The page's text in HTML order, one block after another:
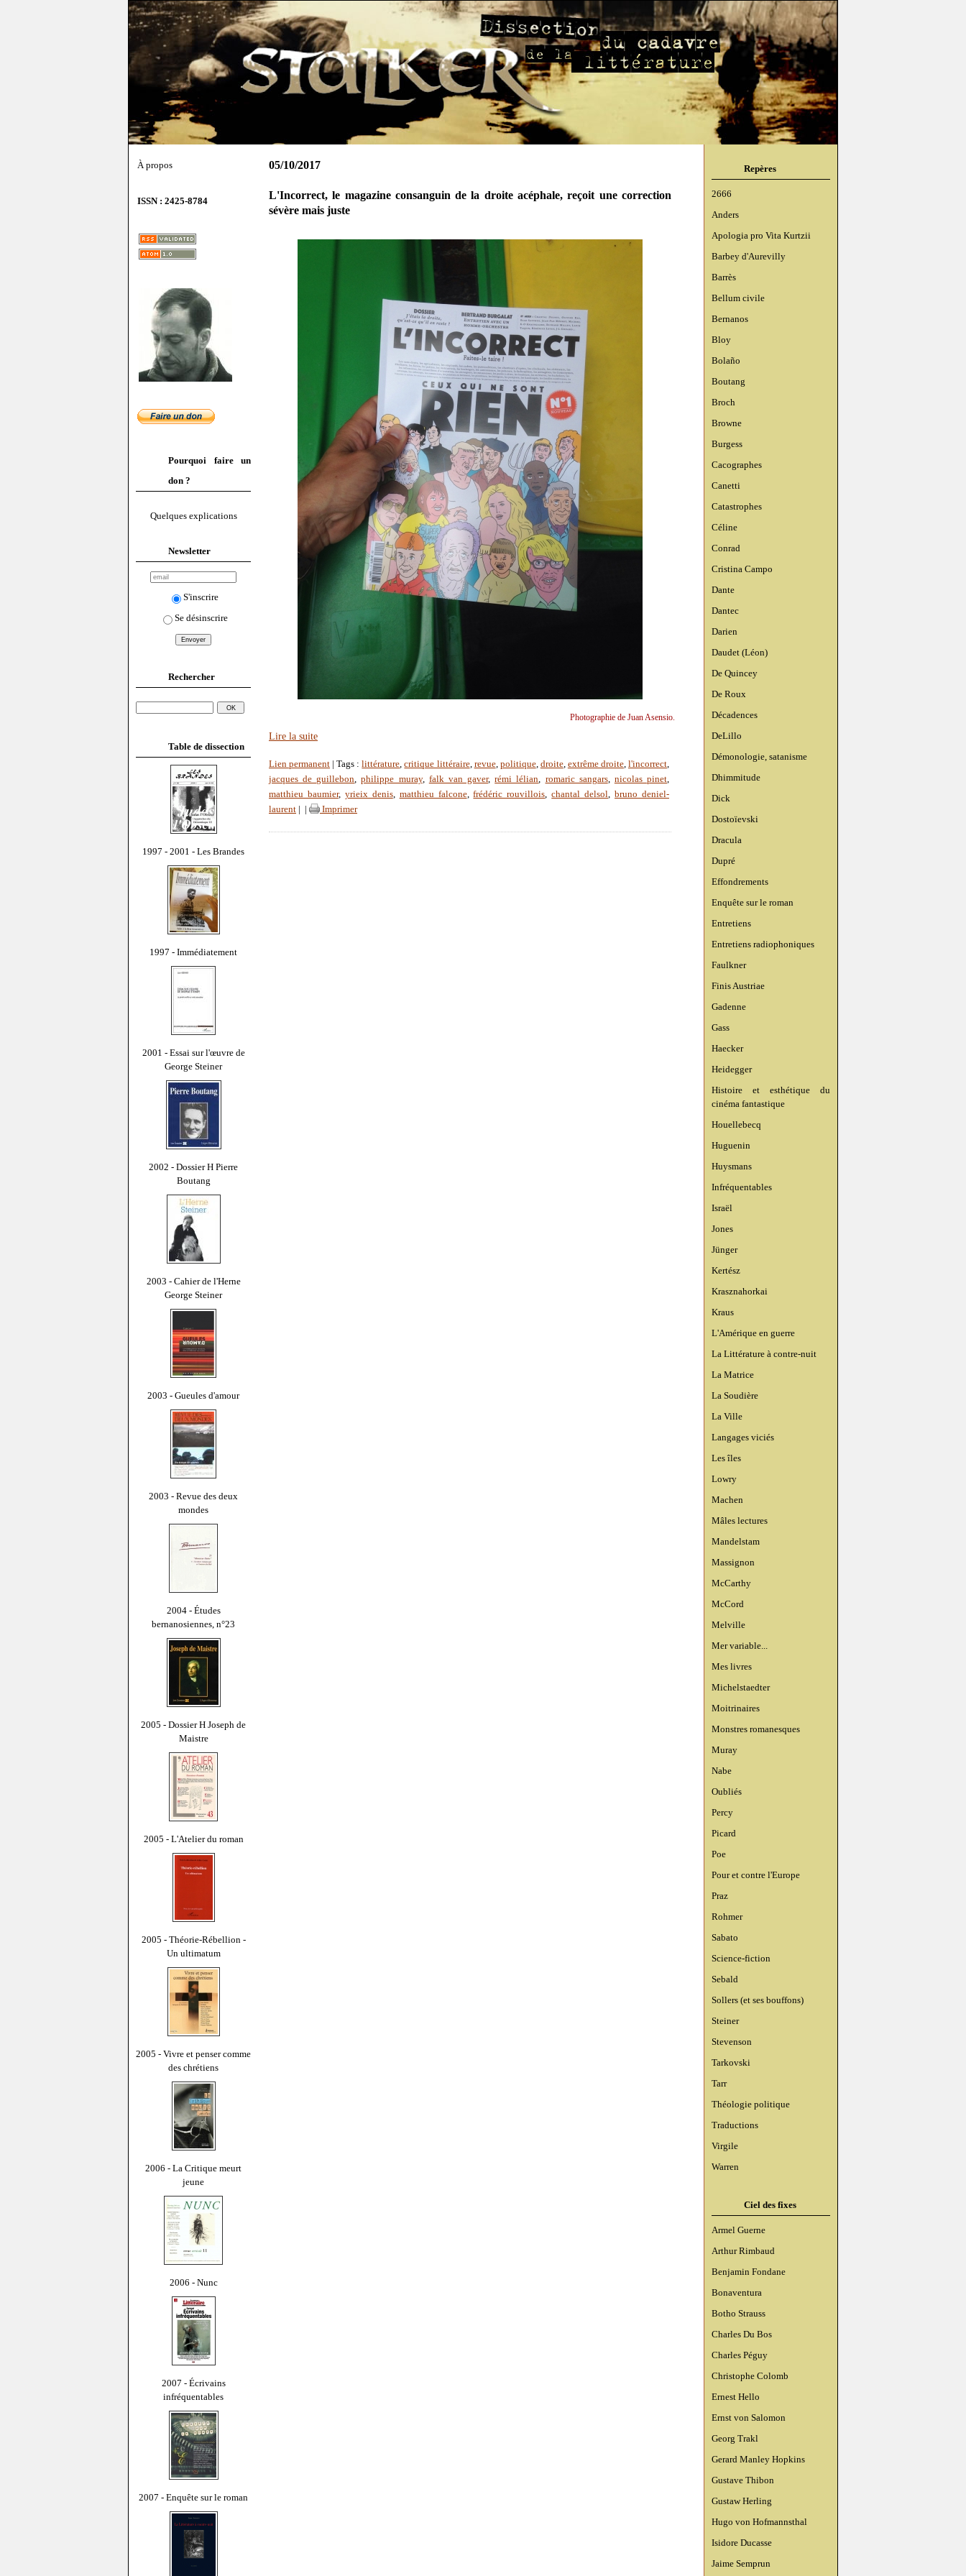
À propos
ISSN : 2425-8784
Pourquoi faire un
don ?
Quelques explications
Newsletter
S'inscrire
Se désinscrire
Rechercher
Table de dissection
1997 - 2001 - Les Brandes
1997 - Immédiatement
2001 - Essai sur l'œuvre de
George Steiner
2002 - Dossier H Pierre
Boutang
2003 - Cahier de l'Herne
George Steiner
2003 - Gueules d'amour
2003 - Revue des deux
mondes
2004 - Études
bernanosiennes, n°23
2005 - Dossier H Joseph de
Maistre
2005 - L'Atelier du roman
2005 - Théorie-Rébellion -
Un ultimatum
2005 - Vivre et penser comme
des chrétiens
2006 - La Critique meurt
jeune
2006 - Nunc
2007 - Écrivains
infréquentables
2007 - Enquête sur le roman
Repères
2666
Anders
Apologia pro Vita Kurtzii
Barbey d'Aurevilly
Barrès
Bellum civile
Bernanos
Bloy
Bolaño
Boutang
Broch
Browne
Burgess
Cacographes
Canetti
Catastrophes
Céline
Conrad
Cristina Campo
Dante
Dantec
Darien
Daudet (Léon)
De Quincey
De Roux
Décadences
DeLillo
Démonologie, satanisme
Dhimmitude
Dick
Dostoïevski
Dracula
Dupré
Effondrements
Enquête sur le roman
Entretiens
Entretiens radiophoniques
Faulkner
Finis Austriae
Gadenne
Gass
Haecker
Heidegger
Histoire et esthétique du
cinéma fantastique
Houellebecq
Huguenin
Huysmans
Infréquentables
Israël
Jones
Jünger
Kertész
Krasznahorkai
Kraus
L'Amérique en guerre
La Littérature à contre-nuit
La Matrice
La Soudière
La Ville
Langages viciés
Les îles
Lowry
Machen
Mâles lectures
Mandelstam
Massignon
McCarthy
McCord
Melville
Mer variable...
Mes livres
Michelstaedter
Moitrinaires
Monstres romanesques
Muray
Nabe
Oubliés
Percy
Picard
Poe
Pour et contre l'Europe
Praz
Rohmer
Sabato
Science-fiction
Sebald
Sollers (et ses bouffons)
Steiner
Stevenson
Tarkovski
Tarr
Théologie politique
Traductions
Virgile
Warren
Ciel des fixes
Armel Guerne
Arthur Rimbaud
Benjamin Fondane
Bonaventura
Botho Strauss
Charles Du Bos
Charles Péguy
Christophe Colomb
Ernest Hello
Ernst von Salomon
Georg Trakl
Gerard Manley Hopkins
Gustave Thibon
Gustaw Herling
Hugo von Hofmannsthal
Isidore Ducasse
Jaime Semprun
05/10/2017
L'Incorrect, le magazine consanguin de la droite acéphale, reçoit une correction
sévère mais juste
Photographie de Juan Asensio.
Lire la suite
Lien permanent | Tags :littérature,critique littéraire, revue, politique, droite, extrême droite, l'incorrect,
jacques de guillebon,philippe muray, falk van gaver,rémi lélian, romaric sangars, nicolas pinet,
matthieu baumier, yrieix denis, matthieu falcone,frédéric rouvillois,chantal delsol,bruno deniel-
laurent
Imprimer